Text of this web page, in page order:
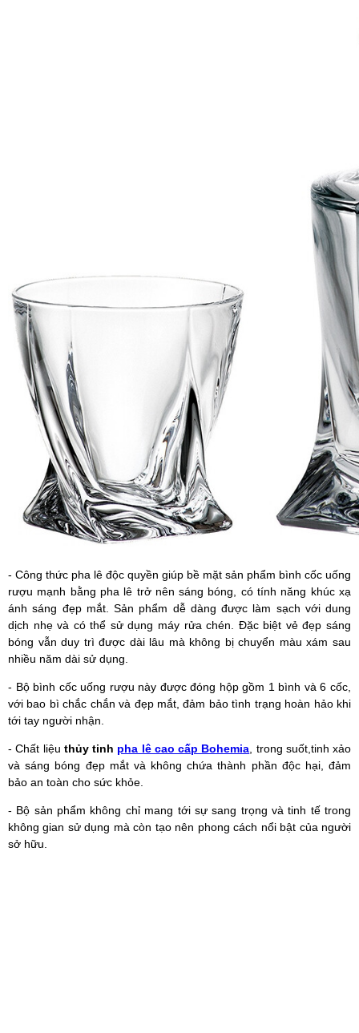
- Công thức pha lê độc quyền giúp bề mặt sản phẩm bình cốc uống
rượu mạnh bằng pha lê trở nên sáng bóng, có tính năng khúc xạ
ánh sáng đẹp mắt. Sản phẩm dễ dàng được làm sạch với dung
dịch nhẹ và có thể sử dụng máy rửa chén. Đặc biệt vẻ đẹp sáng
bóng vẫn duy trì được dài lâu mà không bị chuyển màu xám sau
nhiều năm dài sử dụng.
- Bộ bình cốc uống rượu này được đóng hộp gồm 1 bình và 6 cốc,
với bao bì chắc chắn và đẹp mắt, đảm bảo tình trạng hoàn hảo khi
tới tay người nhận.
- Chất liệu thủy tinh pha lê cao cấp Bohemia , trong suốt,tinh xảo
và sáng bóng đẹp mắt và không chứa thành phần độc hại, đảm
bảo an toàn cho sức khỏe.
- Bộ sản phẩm không chỉ mang tới sự sang trọng và tinh tế trong
không gian sử dụng mà còn tạo nên phong cách nổi bật của người
sở hữu.